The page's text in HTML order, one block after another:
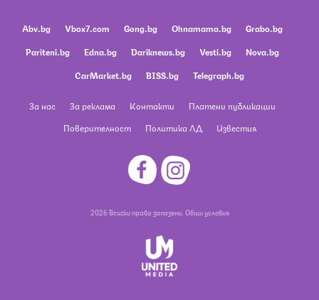
Abv.bg Vbox7.com Gong.bg Ohnamama.bg
Grabo.bg
Pariteni.bg
Edna.bg Dariknews.bg Vesti.bg
Nova.bg
CarMarket.bg
BISS.bg Telegraph.bg
За нас За реклама Контакти
Платени публикации
Поверителност
Политика ЛД Известия
2026 Всички права запазени. Общи условия